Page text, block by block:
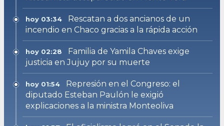
hoy 03:34
Rescatan a dos ancianos de un
incendio en Chaco gracias a la rápida acción
hoy 02:28
Familia de Yamila Chaves exige
justicia en Jujuy por su muerte
hoy 01:54
Represión en el Congreso: el
diputado Esteban Paulón le exigió
explicaciones a la ministra Monteoliva